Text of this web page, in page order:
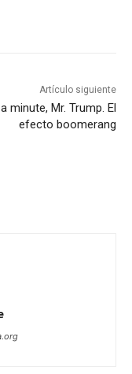
Artículo siguiente
minute, Mr. Trump. El
efecto boomerang